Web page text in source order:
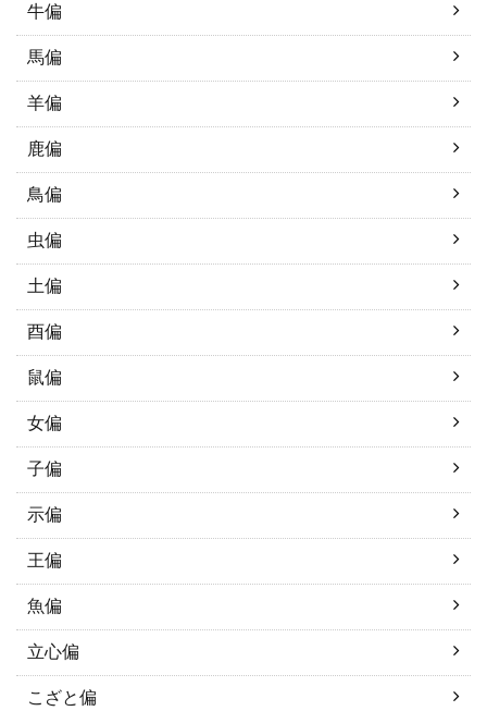
牛偏
馬偏
羊偏
鹿偏
鳥偏
虫偏
土偏
酉偏
鼠偏
女偏
子偏
示偏
王偏
魚偏
立心偏
こざと偏